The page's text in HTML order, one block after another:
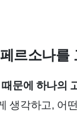
르소나를
문에 하나의
생각하고, 어